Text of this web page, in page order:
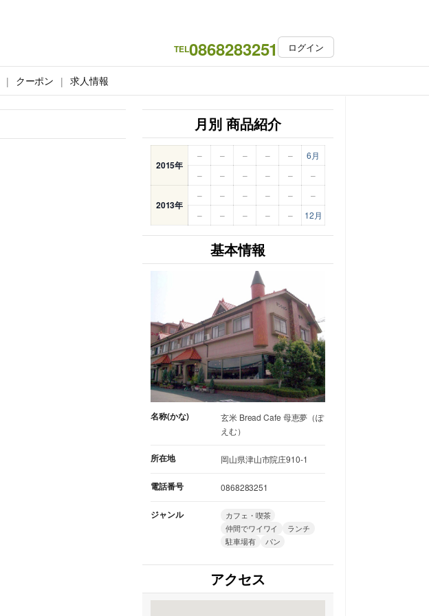
TEL0868283251 ログイン
クーポン 求人情報
月別 商品紹介
2015年
– – – – –
6月
–
– – – – –
2013年
– – – – –
–
–
– – – – 12月
基本情報
名称(かな)
玄米 Bread Cafe 母恵夢（ぽ
えむ）
所在地 岡山県津山市院庄910-1
電話番号 0868283251
ジャンル
カフェ・喫茶
仲間でワイワイ
ランチ
駐車場有
パン
アクセス